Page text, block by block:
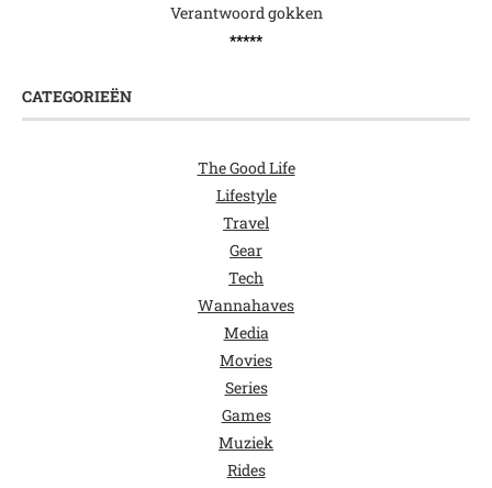
Verantwoord gokken
*****
CATEGORIEËN
The Good Life
Lifestyle
Travel
Gear
Tech
Wannahaves
Media
Movies
Series
Games
Muziek
Rides